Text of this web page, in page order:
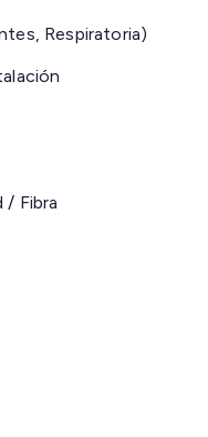
Respiratoria)
/ Fibra